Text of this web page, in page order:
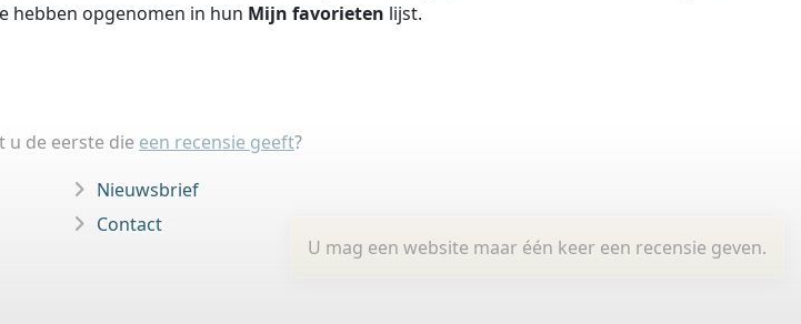
hebben opgenomen in hun Mijn favorieten lijst.
u de eerste die een recensie geeft?
U mag een website maar één keer een recensie geven.
Nieuwsbrief
Contact